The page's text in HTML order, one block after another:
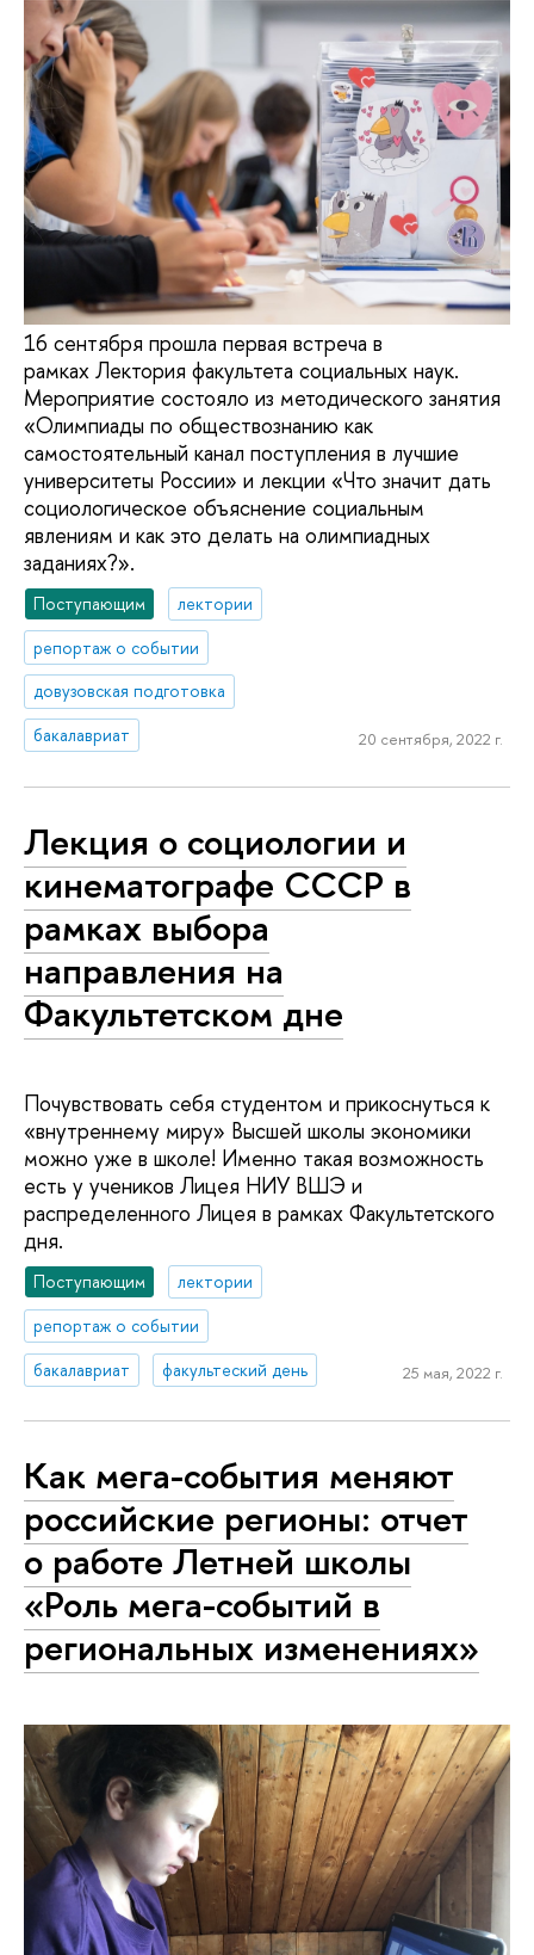
16 сентября прошла первая встреча в
рамках Лектория факультета социальных наук.
Мероприятие состояло из методического занятия
«Олимпиады по обществознанию как
самостоятельный канал поступления в лучшие
университеты России» и лекции «Что значит дать
социологическое объяснение социальным
явлениям и как это делать на олимпиадных
заданиях?».
Поступающим
лектории
репортаж о событии
довузовская подготовка
бакалавриат
20 сентября, 2022 г.
Лекция о социологии и
кинематографе СССР в
рамках выбора
направления на
Факультетском дне
Почувствовать себя студентом и прикоснуться к
«внутреннему миру» Высшей школы экономики
можно уже в школе! Именно такая возможность
есть у учеников Лицея НИУ ВШЭ и
распределенного Лицея в рамках Факультетского
дня.
Поступающим
лектории
репортаж о событии
бакалавриат
факультеский день 25 мая, 2022 г.
Как мега-события меняют
российские регионы: отчет
о работе Летней школы
«Роль мега-событий в
региональных изменениях»